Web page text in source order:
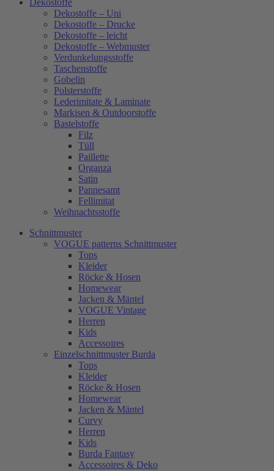
Dekostoffe
Dekostoffe – Uni
Dekostoffe – Drucke
Dekostoffe – leicht
Dekostoffe – Webmuster
Verdunkelungsstoffe
Taschenstoffe
Gobelin
Polsterstoffe
Lederimitate & Laminate
Markisen & Outdoorstoffe
Bastelstoffe
Filz
Tüll
Paillette
Organza
Satin
Pannesamt
Fellimitat
Weihnachtsstoffe
Schnittmuster
VOGUE patterns Schnittmuster
Tops
Kleider
Röcke & Hosen
Homewear
Jacken & Mäntel
VOGUE Vintage
Herren
Kids
Accessoires
Einzelschnittmuster Burda
Tops
Kleider
Röcke & Hosen
Homewear
Jacken & Mäntel
Curvy
Herren
Kids
Burda Fantasy
Accessoires & Deko